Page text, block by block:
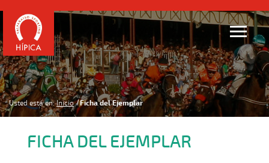
Usted está en: Inicio Ficha del Ejemplar
FICHA DEL EJEMPLAR